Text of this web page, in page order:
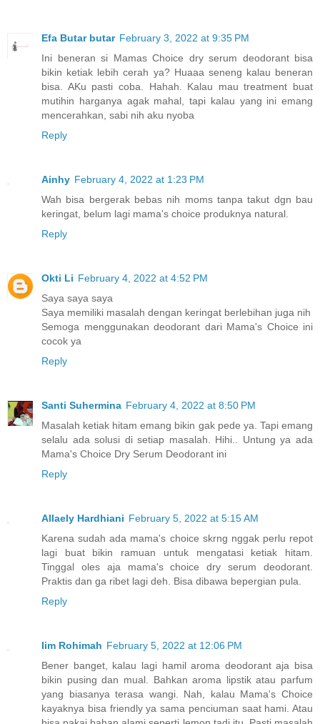
Efa Butar butar February 3, 2022 at 9:35 PM
Ini beneran si Mamas Choice dry serum deodorant bisa
bikin ketiak lebih cerah ya? Huaaa seneng kalau beneran
bisa. AKu pasti coba. Hahah. Kalau mau treatment buat
mutihin harganya agak mahal, tapi kalau yang ini emang
mencerahkan, sabi nih aku nyoba
Reply
Ainhy February 4, 2022 at 1:23 PM
Wah bisa bergerak bebas nih moms tanpa takut dgn bau
keringat, belum lagi mama's choice produknya natural.
Reply
Okti Li February 4, 2022 at 4:52 PM
Saya saya saya
Saya memiliki masalah dengan keringat berlebihan juga nih
Semoga menggunakan deodorant dari Mama's Choice ini
cocok ya
Reply
Santi Suhermina February 4, 2022 at 8:50 PM
Masalah ketiak hitam emang bikin gak pede ya. Tapi emang
selalu ada solusi di setiap masalah. Hihi.. Untung ya ada
Mama's Choice Dry Serum Deodorant ini
Reply
Allaely Hardhiani February 5, 2022 at 5:15 AM
Karena sudah ada mama's choice skrng nggak perlu repot
lagi buat bikin ramuan untuk mengatasi ketiak hitam.
Tinggal oles aja mama's choice dry serum deodorant.
Praktis dan ga ribet lagi deh. Bisa dibawa bepergian pula.
Reply
Iim Rohimah February 5, 2022 at 12:06 PM
Bener banget, kalau lagi hamil aroma deodorant aja bisa
bikin pusing dan mual. Bahkan aroma lipstik atau parfum
yang biasanya terasa wangi. Nah, kalau Mama's Choice
kayaknya bisa friendly ya sama penciuman saat hami. Atau